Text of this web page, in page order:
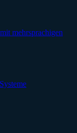
mehrsprachigen